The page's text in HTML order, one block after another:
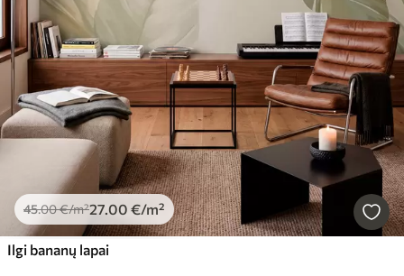
45.00€/m²27 .00 €/m²
Ilgi bananų lapai